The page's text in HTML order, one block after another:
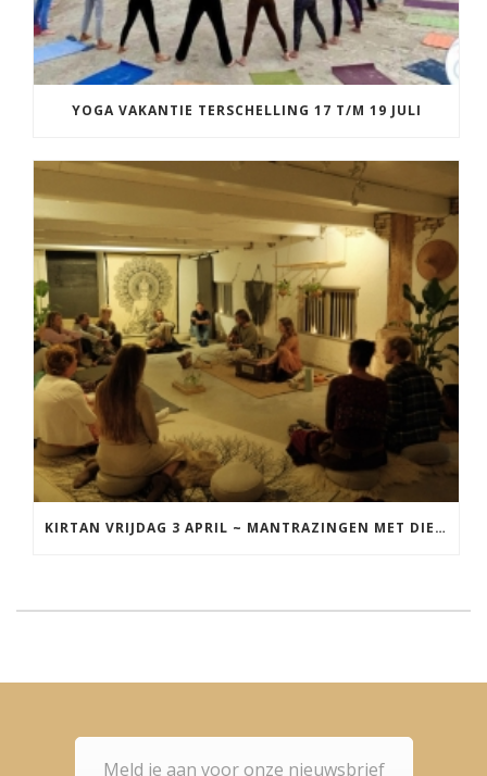
YOGA VAKANTIE TERSCHELLING 17 T/M 19 JULI
KIRTAN VRIJDAG 3 APRIL ~ MANTRAZINGEN MET DIEDERICK IN LEEUWARDEN
Meld je aan voor onze nieuwsbrief